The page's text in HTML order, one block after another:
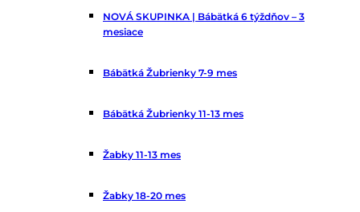
NOVÁ SKUPINKA | Bábätká 6 týždňov – 3
mesiace
Bábätká Žubrienky 7-9 mes
Bábätká Žubrienky 11-13 mes
Žabky 11-13 mes
Žabky 18-20 mes